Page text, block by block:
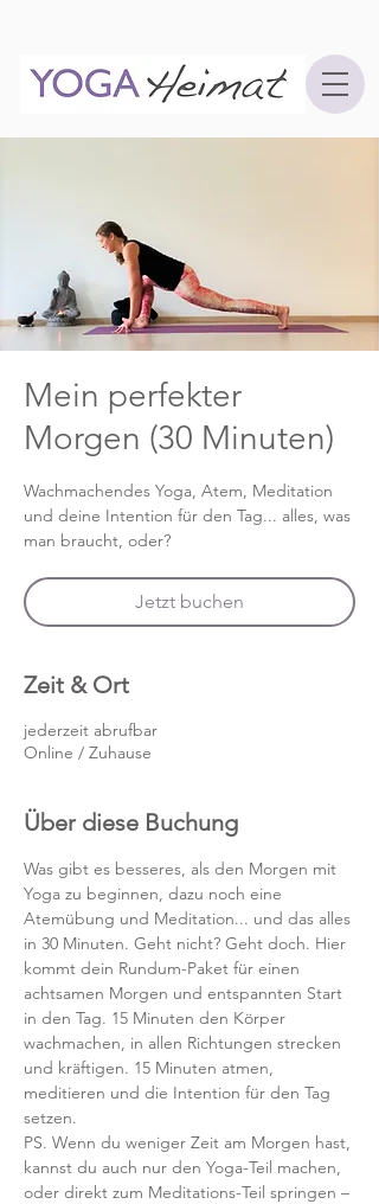
Mein perfekter
Morgen (30 Minuten)
Wachmachendes Yoga, Atem, Meditation
und deine Intention für den Tag... alles, was
man braucht, oder?
Jetzt buchen
Zeit & Ort
jederzeit abrufbar
Online / Zuhause
Über diese Buchung
Was gibt es besseres, als den Morgen mit
Yoga zu beginnen, dazu noch eine
Atemübung und Meditation... und das alles
in 30 Minuten. Geht nicht? Geht doch. Hier
kommt dein Rundum-Paket für einen
achtsamen Morgen und entspannten Start
in den Tag. 15 Minuten den Körper
wachmachen, in allen Richtungen strecken
und kräftigen. 15 Minuten atmen,
meditieren und die Intention für den Tag
setzen.
PS. Wenn du weniger Zeit am Morgen hast,
kannst du auch nur den Yoga-Teil machen,
oder direkt zum Meditations-Teil springen –